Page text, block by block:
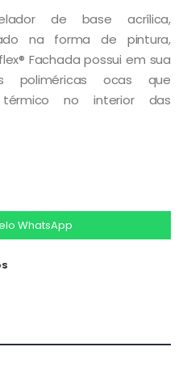
de base acrílica,
na forma de pintura,
Fachada possui em sua
poliméricas ocas que
no interior das
WhatsApp